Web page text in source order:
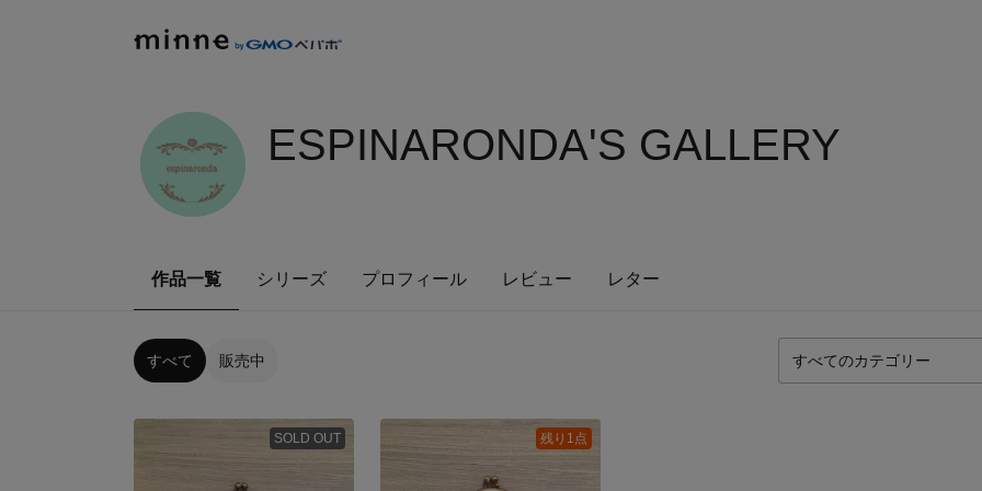
ESPINARONDA'S GALLERY
作品一覧 シリーズ プロフィール レビュー レター
すべて 販売中
SOLD OUT 残り1点